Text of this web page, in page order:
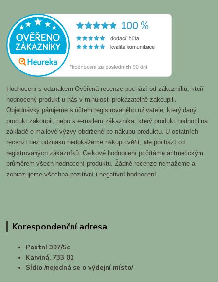
Hodnocení s odznakem Ověřená recenze pochází od zákazníků, kteří
hodnocený produkt u nás v minulosti prokazatelně zakoupili.
Objednávky párujeme s účtem registrovaného uživatele, který daný
produkt zakoupil, nebo s e-mailem zákazníka, který produkt hodnotil na
základě e-mailové výzvy obdržené po nákupu produktu. U ostatních
recenzí bez odznaku nedokážeme nákup ověřit, ale pochází od
registrovaných zákazníků. Celkové hodnocení počítáme aritmetickým
průměrem všech hodnocení produktu. Žádné recenze nemažeme a
zobrazujeme všechna pozitivní i negativní hodnocení.
Korespondenční adresa
Poutní 397/5c
Karviná, 733 01
Sídlo /nejedná se o výdejní místo/